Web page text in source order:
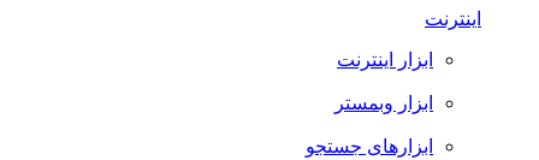
اینترنت
ابزار اینترنت
ابزار وبمستر
ابزارهای جستجو